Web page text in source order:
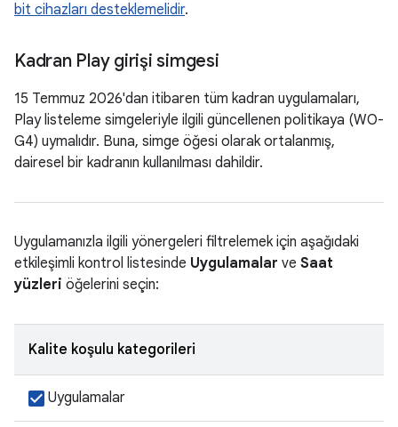
bit cihazları desteklemelidir.
Kadran Play girişi simgesi
15 Temmuz 2026'dan itibaren tüm kadran uygulamaları,
Play listeleme simgeleriyle ilgili güncellenen politikaya (WO-
G4) uymalıdır. Buna, simge öğesi olarak ortalanmış,
dairesel bir kadranın kullanılması dahildir.
Uygulamanızla ilgili yönergeleri filtrelemek için aşağıdaki
etkileşimli kontrol listesinde Uygulamalar ve Saat
yüzleri öğelerini seçin:
Kalite koşulu kategorileri
Uygulamalar